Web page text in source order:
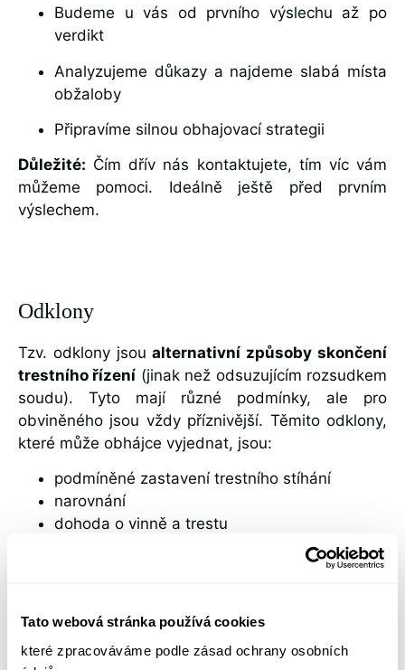
Tato webová stránka používá cookies
které zpracováváme podle zásad ochrany osobních
Budeme u vás od prvního výslechu až po
verdikt
Analyzujeme důkazy a najdeme slabá místa
obžaloby
Připravíme silnou obhajovací strategii
Důležité: Čím dřív nás kontaktujete, tím víc vám
můžeme pomoci. Ideálně ještě před prvním
výslechem.
Odklony
Tzv. odklony jsoualternativní způsoby skončení
trestního řízení (jinak než odsuzujícím rozsudkem
soudu). Tyto mají různé podmínky, ale pro
obviněného jsou vždy příznivější. Těmito odklony,
které může obhájce vyjednat, jsou:
podmíněné zastavení trestního stíhání
narovnání
dohoda o vinně a trestu
Poskytované právní služby - Váš obhájce
V oblastitrestní právo jako obhájce poskytujeme